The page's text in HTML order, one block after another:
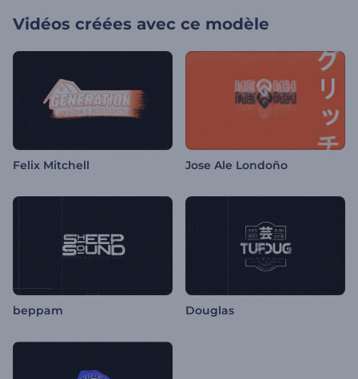
Vidéos créées avec ce modèle
Felix Mitchell Jose Ale Londoño
beppam Douglas